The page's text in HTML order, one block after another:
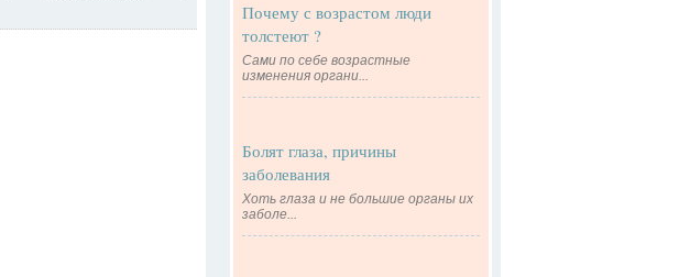
Почему с возрастом люди
толстеют ?
Сами по себе возрастные
изменения органи...
Болят глаза, причины
заболевания
Хоть глаза и не большие органы их
заболе...